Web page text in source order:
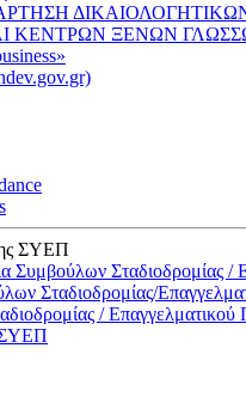
ΚΕΝΤΡΩΝ ΞΕΝΩΝ
ΣΥΕΠ
Συμβούλων Σταδιοδρομίας /
Σταδιοδρομίας/
/ Επαγγελματικού
ΣΥΕΠ